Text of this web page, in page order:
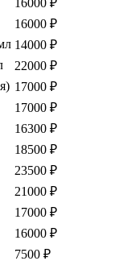
16000 ₽
14000 ₽
22000 ₽
17000 ₽
17000 ₽
16300 ₽
18500 ₽
23500 ₽
21000 ₽
17000 ₽
16000 ₽
7500 ₽